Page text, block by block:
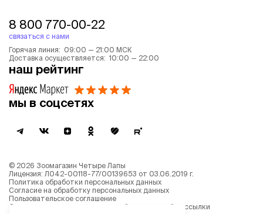
8 800 770-00-22
связаться с нами
Горячая линия: 09:00 — 21:00 МСК
Доставка осуществляется: 10:00 — 22:00
наш рейтинг
мы в соцсетях
© 2026 Зоомагазин Четыре Лапы
Лицензия: Л042-00118-77/00139653 от 03.06.2019 г.
Политика обработки персональных данных
Согласие на обработку персональных данных
Пользовательское соглашение
Согласие на получение новостной и рекламной рассылки